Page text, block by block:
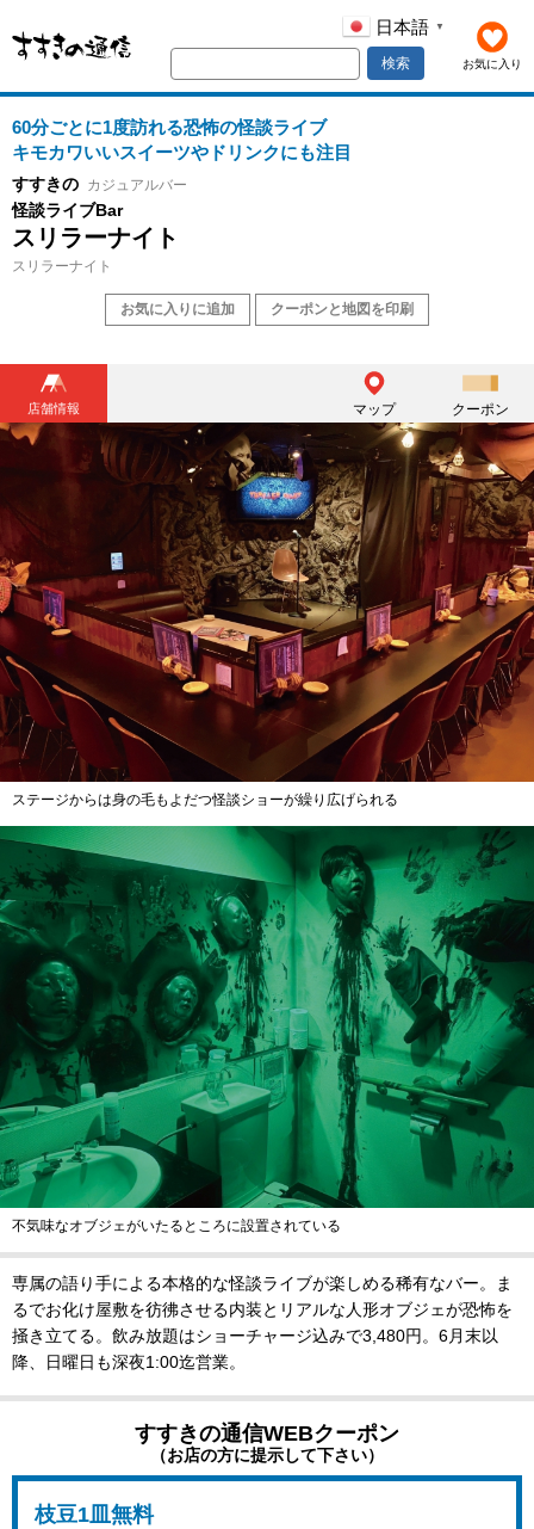
お気に入り
日本語 ▼
検索
60分ごとに1度訪れる恐怖の怪談ライブ
キモカワいいスイーツやドリンクにも注目
すすきの カジュアルバー
怪談ライブBar
スリラーナイト
スリラーナイト
お気に入りに追加 クーポンと地図を印刷
店舗情報 マップ クーポン
ステージからは身の毛もよだつ怪談ショーが繰り広げられる
不気味なオブジェがいたるところに設置されている
専属の語り手による本格的な怪談ライブが楽しめる稀有なバー。ま
るでお化け屋敷を彷彿させる内装とリアルな人形オブジェが恐怖を
掻き立てる。飲み放題はショーチャージ込みで3,480円。6月末以
降、日曜日も深夜1:00迄営業。
すすきの通信WEBクーポン
（お店の方に提示して下さい）
枝豆1皿無料